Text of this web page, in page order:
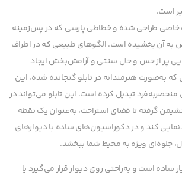
است.
خاصی طراحی شده و خطاطی پارسی که در پس‌زمینه
به آن بخشیده است. الگوهای طبیعی که در اطراف
پر از حس و حال سنتی و آرامش‌بخش ایجاد
به‌صورت هنرمندانه در تابلو گنجانده شده، این
منحصربه‌فرد تبدیل کرده است. این تابلو می‌تواند در
گرفته تا فضای استراحت، به‌عنوان یک نقطه
کند و در دکوراسیون‌های ساده با دیوارهای
جلوه‌ای ویژه به محیط شما ببخشد.
ساده است و به‌راحتی روی دیوار قرار می‌گیرد یا